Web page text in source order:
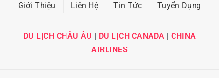
Giới Thiệu Liên Hệ Tin Tức Tuyển Dụng
DU LỊCH CHÂU ÂU | DU LỊCH CANADA | CHINA
AIRLINES